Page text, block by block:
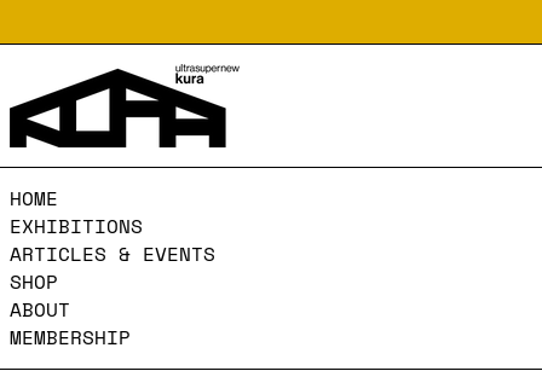
HOME
EXHIBITIONS
ARTICLES & EVENTS
SHOP
ABOUT
MEMBERSHIP